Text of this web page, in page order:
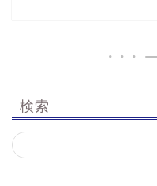
検索